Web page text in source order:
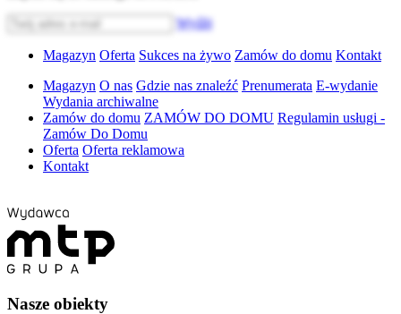
Wyślij
Magazyn Oferta Sukces na żywo Zamów do domu Kontakt
Magazyn O nas Gdzie nas znaleźć Prenumerata E-wydanie
Wydania archiwalne
Zamów do domu ZAMÓW DO DOMU Regulamin usługi -
Zamów Do Domu
Oferta Oferta reklamowa
Kontakt
Nasze obiekty